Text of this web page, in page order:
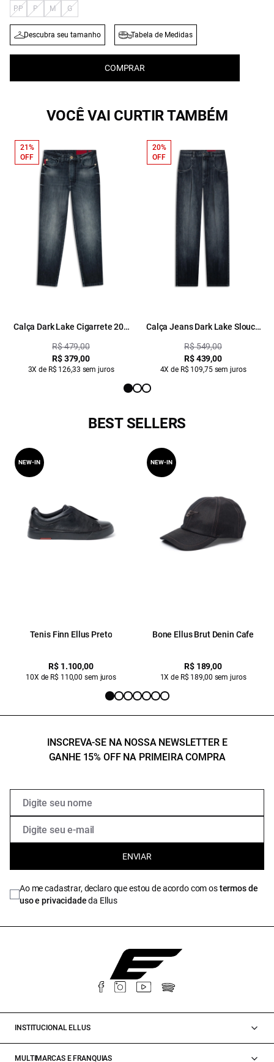
PP P M G
Descubra seu tamanho Tabela de Medidas
COMPRAR
VOCÊ VAI CURTIR TAMBÉM
Calça Dark Lake Cigarrete 201
R$ 479,00
R$ 379,00
3X de R$ 126,33 sem juros
21%
OFF
Calça Jeans Dark Lake Slouch
R$ 549,00
R$ 439,00
4X de R$ 109,75 sem juros
20%
OFF
BEST SELLERS
Tenis Finn Ellus Preto
R$ 1.100,00
10X de R$ 110,00 sem juros
NEW-IN
Bone Ellus Brut Denin Cafe
R$ 189,00
1X de R$ 189,00 sem juros
NEW-IN
INSCREVA-SE NA NOSSA NEWSLETTER E
GANHE 15% OFF NA PRIMEIRA COMPRA
ENVIAR
Ao me cadastrar, declaro que estou de acordo com ostermos de
uso e privacidadeda Ellus
INSTITUCIONAL ELLUS
MULTIMARCAS E FRANQUIAS